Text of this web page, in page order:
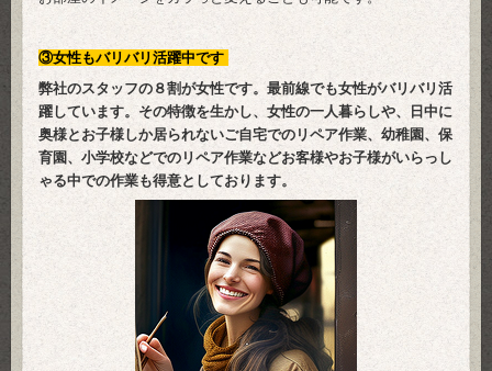
③女性もバリバリ活躍中です
弊社のスタッフの８割が女性です。最前線でも女性がバリバリ活
躍しています。その特徴を生かし、女性の一人暮らしや、
日中に
奥様とお子様しか居られないご自宅での リペア作業、幼稚園、保
育園、小学校などでのリペア作業などお客様やお子様がいらっし
ゃる中での作業も得意としております。